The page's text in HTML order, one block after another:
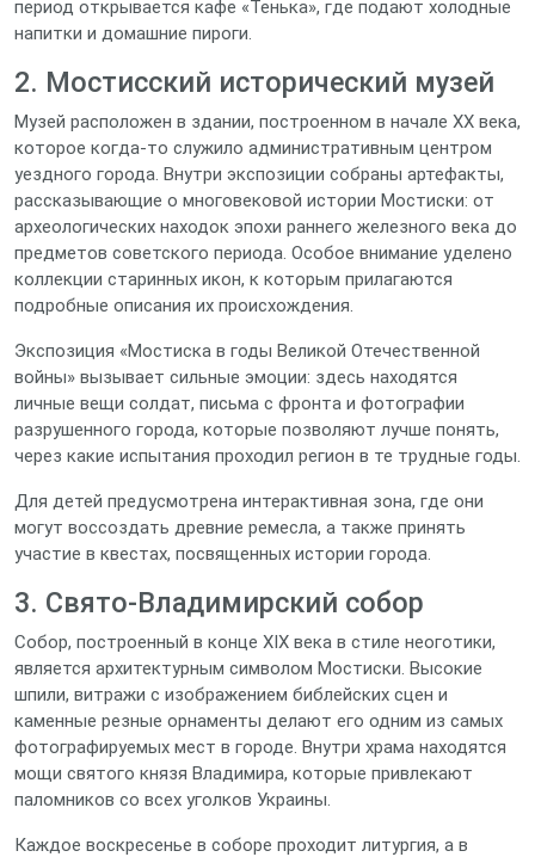
период открывается кафе «Тенька», где подают холодные
напитки и домашние пироги.
2. Мостисский исторический музей
Музей расположен в здании, построенном в начале XX века,
которое когда‑то служило административным центром
уездного города. Внутри экспозиции собраны артефакты,
рассказывающие о многовековой истории Мостиски: от
археологических находок эпохи раннего железного века до
предметов советского периода. Особое внимание уделено
коллекции старинных икон, к которым прилагаются
подробные описания их происхождения.
Экспозиция «Мостиска в годы Великой Отечественной
войны» вызывает сильные эмоции: здесь находятся
личные вещи солдат, письма с фронта и фотографии
разрушенного города, которые позволяют лучше понять,
через какие испытания проходил регион в те трудные годы.
Для детей предусмотрена интерактивная зона, где они
могут воссоздать древние ремесла, а также принять
участие в квестах, посвященных истории города.
3. Свято‑Владимирский собор
Собор, построенный в конце XIX века в стиле неоготики,
является архитектурным символом Мостиски. Высокие
шпили, витражи с изображением библейских сцен и
каменные резные орнаменты делают его одним из самых
фотографируемых мест в городе. Внутри храма находятся
мощи святого князя Владимира, которые привлекают
паломников со всех уголков Украины.
Каждое воскресенье в соборе проходит литургия, а в